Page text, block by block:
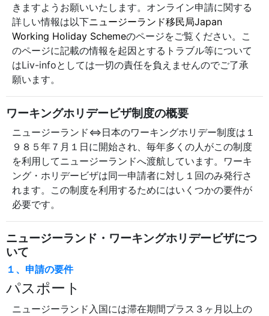
きますようお願いいたします。オンライン申請に関する
詳しい情報は以下ニュージーランド移民局Japan
Working Holiday Schemeのページをご覧ください。こ
のページに記載の情報を起因とするトラブル等について
はLiv-infoとしては一切の責任を負えませんのでご了承
願います。
ワーキングホリデービザ制度の概要
ニュージーランド⇔日本のワーキングホリデー制度は１
９８５年７月１日に開始され、毎年多くの人がこの制度
を利用してニュージーランドへ渡航しています。ワーキ
ング・ホリデービザは同一申請者に対し１回のみ発行さ
れます。この制度を利用するためにはいくつかの要件が
必要です。
ニュージーランド・ワーキングホリデービザにつ
いて
１、申請の要件
パスポート
ニュージーランド入国には滞在期間プラス３ヶ月以上の